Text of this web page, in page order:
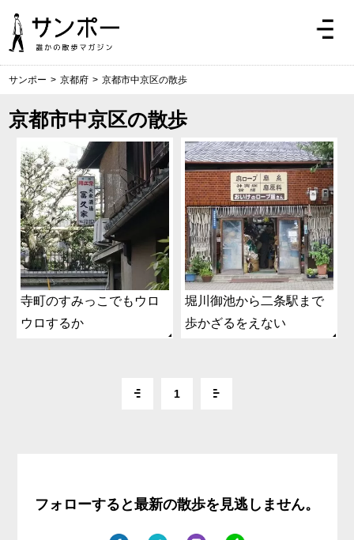
サンポー > 京都府 > 京都市中京区の散歩
京都市中京区の散歩
寺町のすみっこでもウロ
ウロするか
堀川御池から二条駅まで
歩かざるをえない
1
フォローすると最新の散歩を見逃しません。